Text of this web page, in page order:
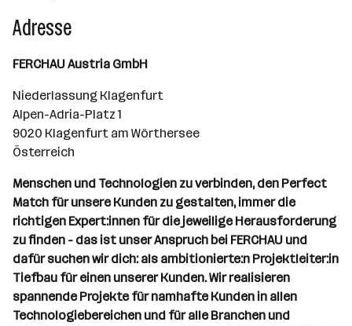
Adresse
FERCHAU Austria GmbH
Niederlassung Klagenfurt
Alpen-Adria-Platz 1
9020 Klagenfurt am Wörthersee
Österreich
Menschen und Technologien zu verbinden, den Perfect
Match für unsere Kunden zu gestalten, immer die
richtigen Expert:innen für die jeweilige Herausforderung
zu finden - das ist unser Anspruch bei FERCHAU und
dafür suchen wir dich: als ambitionierte:n Projektleiter:in
Tiefbau für einen unserer Kunden. Wir realisieren
spannende Projekte für namhafte Kunden in allen
Technologiebereichen und für alle Branchen und